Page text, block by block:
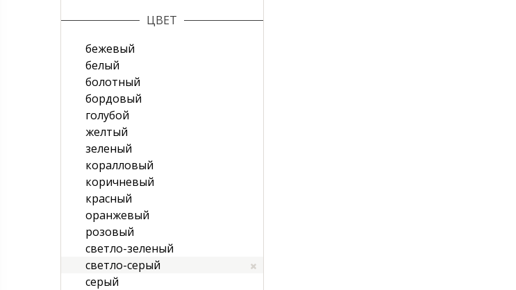
ЦВЕТ
бежевый
белый
болотный
бордовый
голубой
желтый
зеленый
коралловый
коричневый
красный
оранжевый
розовый
светло-зеленый
светло-серый
серый